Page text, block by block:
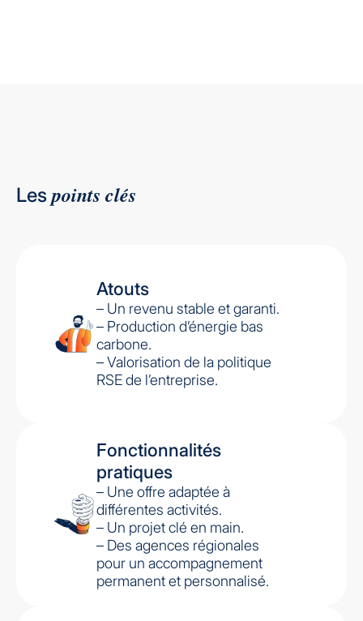
Lespoints clés
Atouts
– Un revenu stable et garanti.
– Production d’énergie bas
carbone.
– Valorisation de la politique
RSE de l’entreprise.
Fonctionnalités
pratiques
– Une offre adaptée à
différentes activités.
– Un projet clé en main.
– Des agences régionales
pour un accompagnement
permanent et personnalisé.